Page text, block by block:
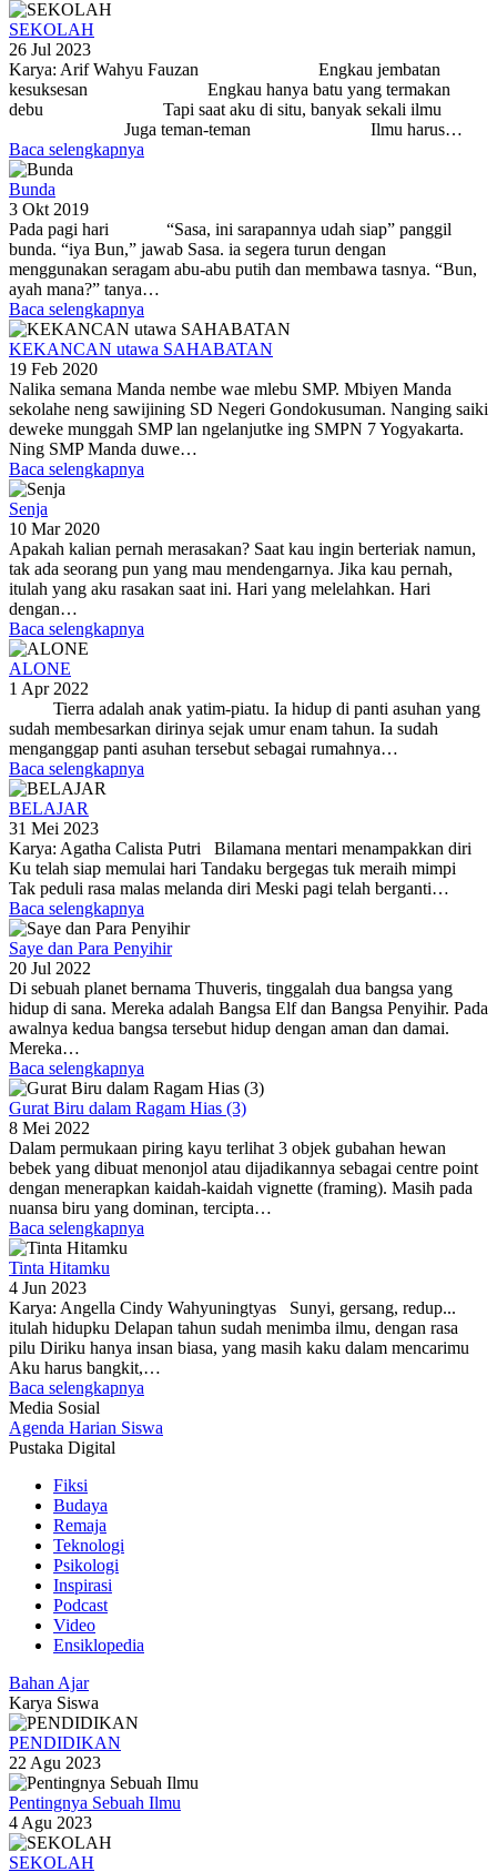
SEKOLAH
26 Jul 2023
Karya: Arif Wahyu Fauzan Engkau jembatan
kesuksesan Engkau hanya batu yang termakan
debu Tapi saat aku di situ, banyak sekali ilmu
Juga teman-teman Ilmu harus…
Baca selengkapnya
Bunda
3 Okt 2019
Pada pagi hari “Sasa, ini sarapannya udah siap” panggil
bunda. “iya Bun,” jawab Sasa. ia segera turun dengan
menggunakan seragam abu-abu putih dan membawa tasnya. “Bun,
ayah mana?” tanya…
Baca selengkapnya
KEKANCAN utawa SAHABATAN
19 Feb 2020
Nalika semana Manda nembe wae mlebu SMP. Mbiyen Manda
sekolahe neng sawijining SD Negeri Gondokusuman. Nanging saiki
deweke munggah SMP lan ngelanjutke ing SMPN 7 Yogyakarta.
Ning SMP Manda duwe…
Baca selengkapnya
Senja
10 Mar 2020
Apakah kalian pernah merasakan? Saat kau ingin berteriak namun,
tak ada seorang pun yang mau mendengarnya. Jika kau pernah,
itulah yang aku rasakan saat ini. Hari yang melelahkan. Hari
dengan…
Baca selengkapnya
ALONE
1 Apr 2022
Tierra adalah anak yatim-piatu. Ia hidup di panti asuhan yang
sudah membesarkan dirinya sejak umur enam tahun. Ia sudah
menganggap panti asuhan tersebut sebagai rumahnya…
Baca selengkapnya
BELAJAR
31 Mei 2023
Karya: Agatha Calista Putri Bilamana mentari menampakkan diri
Ku telah siap memulai hari Tandaku bergegas tuk meraih mimpi
Tak peduli rasa malas melanda diri Meski pagi telah berganti…
Baca selengkapnya
Saye dan Para Penyihir
20 Jul 2022
Di sebuah planet bernama Thuveris, tinggalah dua bangsa yang
hidup di sana. Mereka adalah Bangsa Elf dan Bangsa Penyihir. Pada
awalnya kedua bangsa tersebut hidup dengan aman dan damai.
Mereka…
Baca selengkapnya
Gurat Biru dalam Ragam Hias (3)
8 Mei 2022
Dalam permukaan piring kayu terlihat 3 objek gubahan hewan
bebek yang dibuat menonjol atau dijadikannya sebagai centre point
dengan menerapkan kaidah-kaidah vignette (framing). Masih pada
nuansa biru yang dominan, tercipta…
Baca selengkapnya
Tinta Hitamku
4 Jun 2023
Karya: Angella Cindy Wahyuningtyas Sunyi, gersang, redup...
itulah hidupku Delapan tahun sudah menimba ilmu, dengan rasa
pilu Diriku hanya insan biasa, yang masih kaku dalam mencarimu
Aku harus bangkit,…
Baca selengkapnya
Media Sosial
Agenda Harian Siswa
Pustaka Digital
Fiksi
Budaya
Remaja
Teknologi
Psikologi
Inspirasi
Podcast
Video
Ensiklopedia
Bahan Ajar
Karya Siswa
PENDIDIKAN
22 Agu 2023
Pentingnya Sebuah Ilmu
4 Agu 2023
SEKOLAH